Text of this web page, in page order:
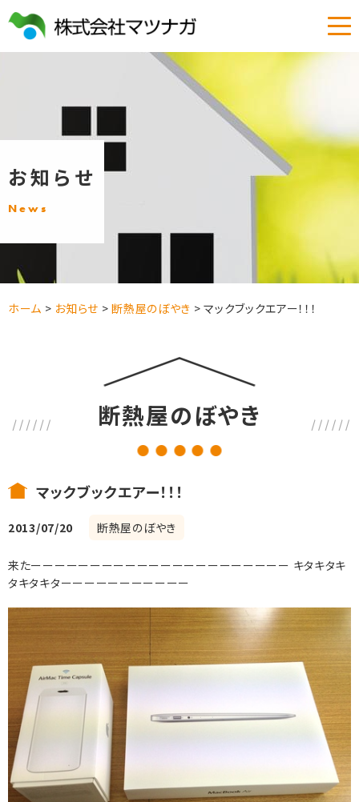
お知らせ
News
ホーム > お知らせ >断熱屋のぼやき >マックブックエアー！！！
断熱屋のぼやき
マックブックエアー！！！
2013/07/20 断熱屋のぼやき
来たーーーーーーーーーーーーーーーーーーーーーー キタキタキ
タキタキターーーーーーーーーーー